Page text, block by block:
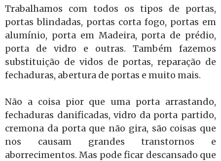
Trabalhamos com todos os tipos de portas,
portas blindadas, portas corta fogo, portas em
alumínio, porta em Madeira, porta de prédio,
porta de vidro e outras. Também fazemos
substituição de vidos de portas, reparação de
fechaduras, abertura de portas e muito mais.
Não a coisa pior que uma porta arrastando,
fechaduras danificadas, vidro da porta partido,
cremona da porta que não gira, são coisas que
nos causam grandes transtornos e
aborrecimentos. Mas pode ficar descansado que